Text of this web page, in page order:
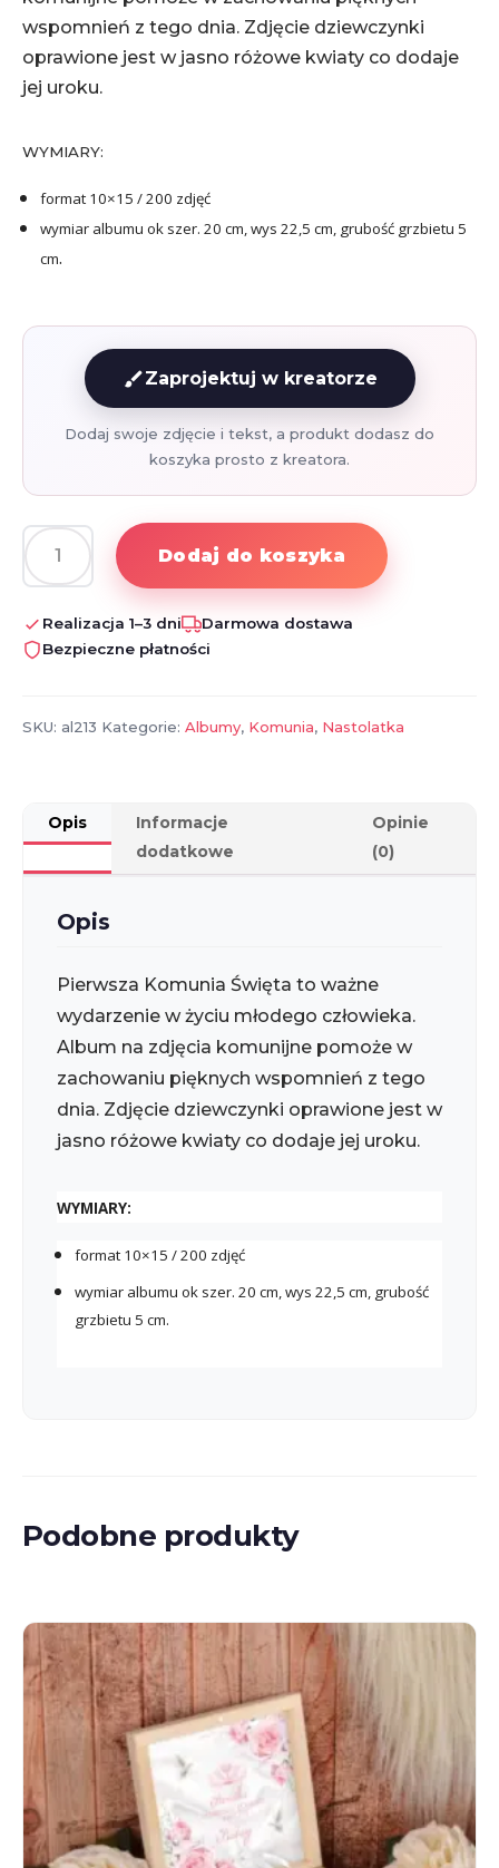
wspomnień z tego dnia. Zdjęcie dziewczynki
oprawione jest w jasno różowe kwiaty co dodaje
jej uroku.
WYMIARY:
format 10×15 / 200 zdjęć
wymiar albumu ok szer. 20 cm, wys 22,5 cm, grubość grzbietu 5
cm.
brushZaprojektuj w kreatorze
Dodaj swoje zdjęcie i tekst, a produkt dodasz do
koszyka prosto z kreatora.
ilość
Pamiątka
Pierwszej
Komunii
komunijny
Dodaj do koszyka
Realizacja 1–3 dni
Darmowa dostawa
Bezpieczne płatności
SKU: al213 Kategorie: Albumy, Komunia, Nastolatka
Opis
Informacje
dodatkowe
Opinie
(0)
Opis
Pierwsza Komunia Święta to ważne
wydarzenie w życiu młodego człowieka.
Album na zdjęcia komunijne pomoże w
zachowaniu pięknych wspomnień z tego
dnia. Zdjęcie dziewczynki oprawione jest w
jasno różowe kwiaty co dodaje jej uroku.
WYMIARY:
format 10×15 / 200 zdjęć
wymiar albumu ok szer. 20 cm, wys 22,5 cm, grubość
grzbietu 5 cm.
Podobne produkty